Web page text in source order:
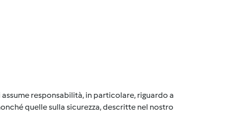
responsabilità, in particolare, riguardo a
quelle sulla sicurezza, descritte nel nostro